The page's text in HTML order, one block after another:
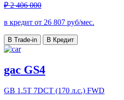
₽ 2 406 000
в кредит от 26 807 руб/мес.
В Trade-in В Кредит
gac GS4
GB 1.5T 7DCT (170 л.с.) FWD